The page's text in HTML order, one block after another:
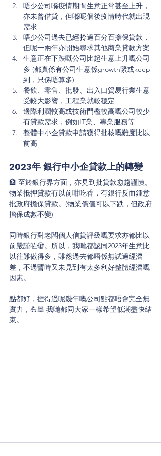
唔少公司喺疫情期間生意正常甚至上升，
亦未曾借貸，但喺呢個後疫情時代就出現
需求
唔少公司過去已經拎過百分百擔保貸款，
但呢一兩年亦開始尋求其他商業貸款方案
生意正在下跌嘅公司比起生意上升嘅公司
多 (都真係有公司生意係growth緊或keep
到，只係唔算多)
餐飲、零售、批發、出入口貿易行業生意
受較大影響，工程業就較穩定
邊際利潤較高或技術門檻較高嘅公司較少
有貸款需求，例如IT業、專業服務等
整體中小企貸款申請獲得批核嘅難度比以
前高
2023年 銀行中小企貸款上的轉變
🏦 至於銀行界方面，亦見到批貸款愈趨謹慎。
物業抵押貸款冇以前咁吃香，有銀行反而鍾意
批政府擔保貸款。(物業價值可以下跌，但政府
擔保成數不變)
同時銀行對老闆個人信貸評級嘅要求亦都比以
前嚴謹咗🫣。所以，我哋都認同2023年生意比
以往難做得多，雖然過去都唔係無試過經濟
差，不過暫時又未見到有太多利好整體經濟嘅
因素。
點都好，捱得過呢幾年嘅公司點都唔會完全無
實力，💪🏻 我哋都同大家一樣希望低潮盡快結
束。